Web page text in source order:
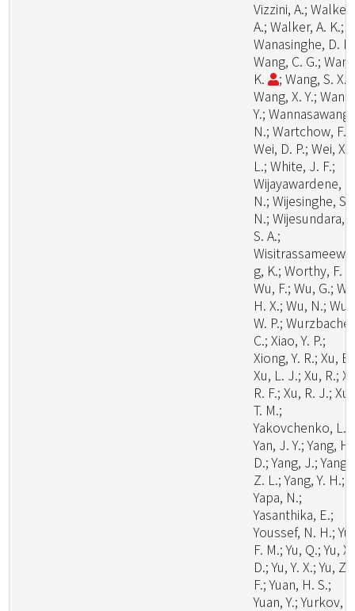
Vizzini, A.; Walker,
A.; Walker, A. K.;
Wanasinghe, D.
Wang, C. G.;
K.
; Wang, S. X.;
Wang, X. Y.; Wang,
Y.; Wannasawang,
N.; Wartchow, F.;
Wei, D. P.; Wei, X.
L.; White, J. F.;
Wijayawardene,
N.; Wijesinghe, S.
N.; Wijesundara,
S. A.;
g, K.; Worthy, F.
Wu, F.; Wu, G.;
H. X.; Wu, N.; Wu,
W. P.;
C.; Xiao, Y. P.;
Xiong, Y. R.; Xu,
Xu, L. J.; Xu, R.;
R. F.; Xu, R. J.; Xu,
T. M.;
Yakovchenko, L.;
Yan, J. Y.; Yang, H.
D.; Yang, J.; Yang,
Z. L.; Yang, Y. H.;
Yapa, N.;
Yasanthika, E.;
Youssef, N. H.; Yu,
F. M.; Yu, Q.; Yu, X.
D.; Yu, Y. X.; Yu, Z.
F.; Yuan, H. S.;
Yuan, Y.; Yurkov,